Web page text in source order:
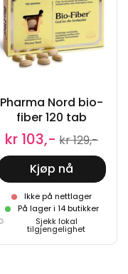
Pharma Nord bio-
fiber 120 tab
kr 103,- kr 129,-
Kjøp nå
Ikke på nettlager
På lager i 14 butikker
Sjekk lokal
tilgjengelighet